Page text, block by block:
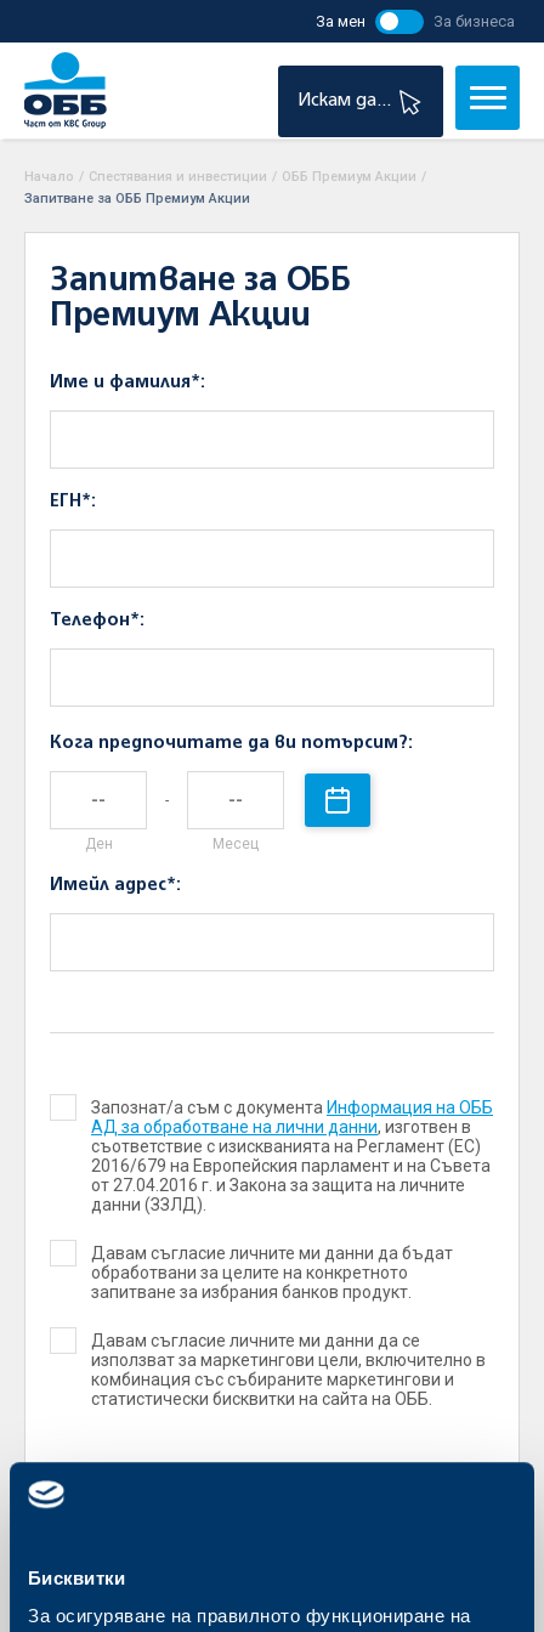
Бисквитки
За осигуряване на правилното функциониране на
За мен За бизнеса
Искам да...
Начало / Спестявания и инвестиции / ОББ Премиум Акции /
Запитване за ОББ Премиум Акции
Запитване за ОББ
Премиум Акции
Име и фамилия*:
ЕГН*:
Телефон*:
Кога предпочитате да ви потърсим?:
Ден
-
Месец
Имейл адрес*:
Запознат/а съм с документа Информация на ОББ
АД за обработване на лични данни, изготвен в
съответствие с изискванията на Регламент (ЕС)
2016/679 на Европейския парламент и на Съвета
от 27.04.2016 г. и Закона за защита на личните
данни (ЗЗЛД).
Давам съгласие личните ми данни да бъдат
обработвани за целите на конкретното
запитване за избрания банков продукт.
Давам съгласие личните ми данни да се
използват за маркетингови цели, включително в
комбинация със събираните маркетингови и
статистически бисквитки на сайта на ОББ.